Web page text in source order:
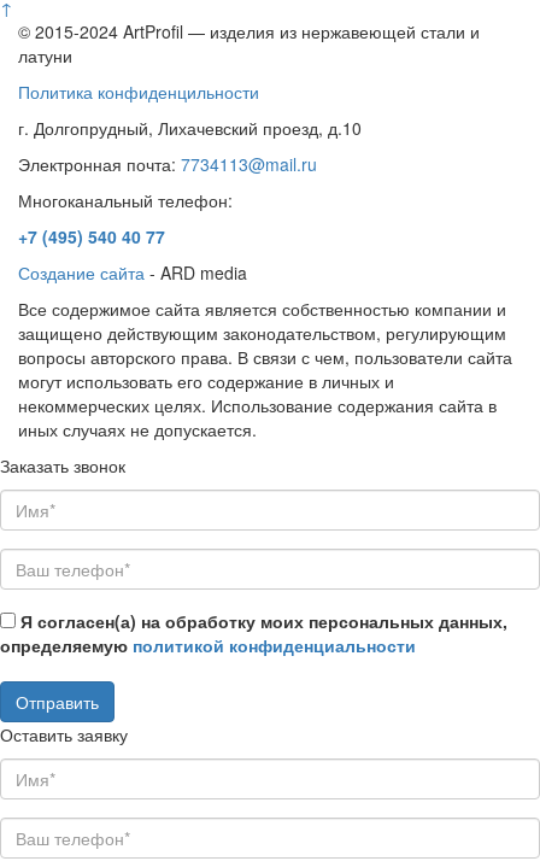
↑
© 2015-2024 ArtProfil — изделия из нержавеющей стали и
латуни
Политика конфиденцильности
г. Долгопрудный, Лихачевский проезд, д.10
Электронная почта: 7734113@mail.ru
Многоканальный телефон:
+7 (495) 540 40 77
Создание сайта - ARD media
Все содержимое сайта является собственностью компании и
защищено действующим законодательством, регулирующим
вопросы авторского права. В связи с чем, пользователи сайта
могут использовать его содержание в личных и
некоммерческих целях. Использование содержания сайта в
иных случаях не допускается.
Заказать звонок
Я согласен(а) на обработку моих персональных данных,
определяемую политикой конфиденциальности
Оставить заявку